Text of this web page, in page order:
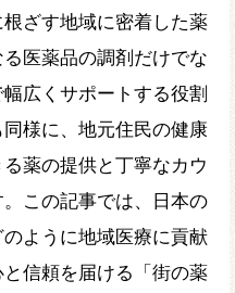
ざす地域に密着した薬
医薬品の調剤だけでな
広くサポートする役割
様に、地元住民の健康
薬の提供と丁寧なカウ
この記事では、日本の
ように地域医療に貢献
信頼を届ける「街の薬